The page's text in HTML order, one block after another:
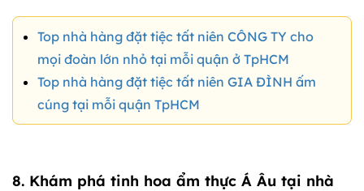
Top nhà hàng đặt tiệc tất niên CÔNG TY cho
mọi đoàn lớn nhỏ tại mỗi quận ở TpHCM
Top nhà hàng đặt tiệc tất niên GIA ĐÌNH ấm
cúng tại mỗi quận TpHCM
8. Khám phá tinh hoa ẩm thực Á Âu tại nhà